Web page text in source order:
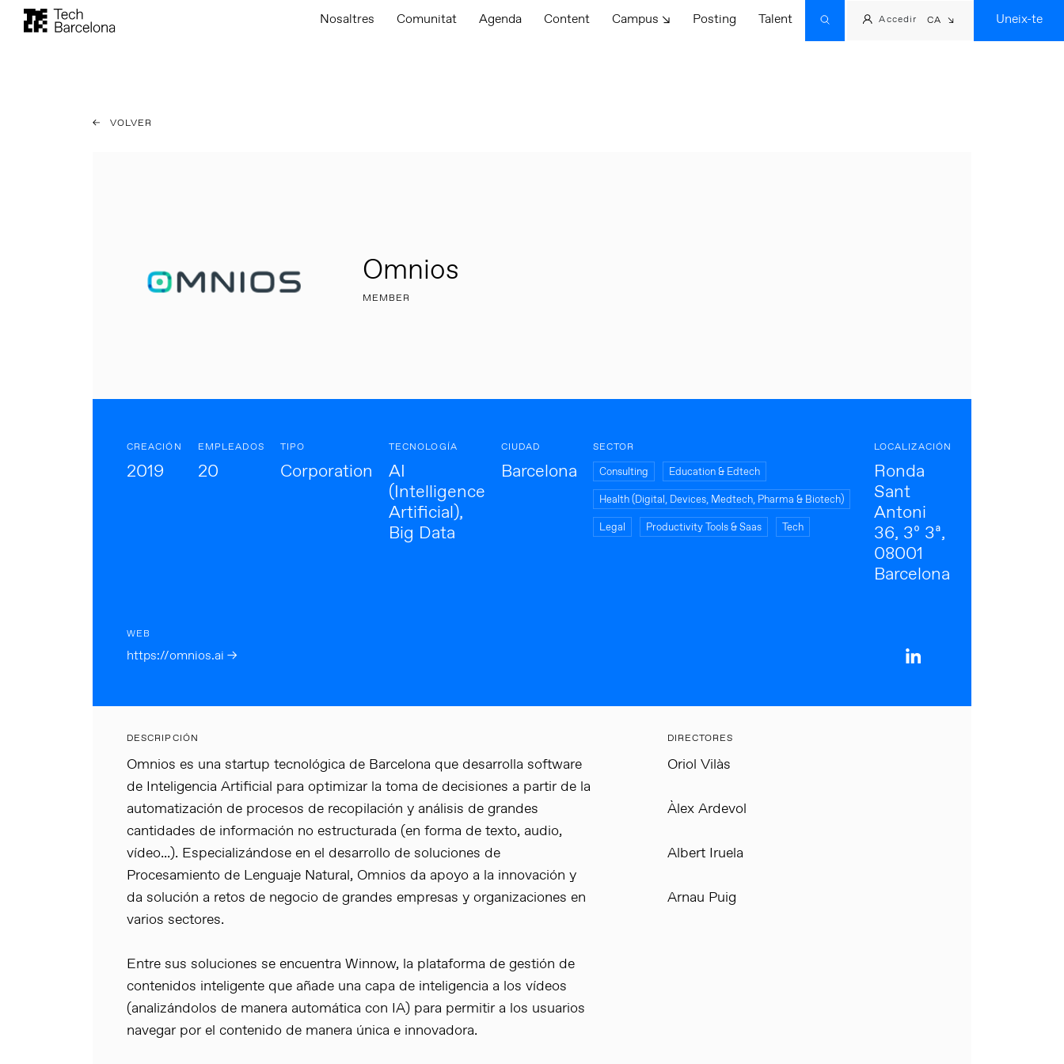
Nosaltres Comunitat Agenda Content Campus ↘ Posting Talent Accedir CA Uneix-te
VOLVER
Omnios
MEMBER
CREACIÓN
2019
EMPLEADOS
20
TIPO
Corporation
TECNOLOGÍA
AI
(Intelligence
Artificial),
Big Data
CIUDAD
Barcelona
SECTOR
Consulting Education & Edtech
Health (Digital, Devices, Medtech, Pharma & Biotech)
Legal Productivity Tools & Saas Tech
LOCALIZACIÓN
Ronda
Sant
Antoni
36, 3º 3ª,
08001
Barcelona
WEB
https://omnios.ai →
DESCRIPCIÓN
Omnios es una startup tecnológica de Barcelona que desarrolla software
de Inteligencia Artificial para optimizar la toma de decisiones a partir de la
automatización de procesos de recopilación y análisis de grandes
cantidades de información no estructurada (en forma de texto, audio,
vídeo...). Especializándose en el desarrollo de soluciones de
Procesamiento de Lenguaje Natural, Omnios da apoyo a la innovación y
da solución a retos de negocio de grandes empresas y organizaciones en
varios sectores.
Entre sus soluciones se encuentra Winnow, la plataforma de gestión de
contenidos inteligente que añade una capa de inteligencia a los vídeos
(analizándolos de manera automática con IA) para permitir a los usuarios
navegar por el contenido de manera única e innovadora.
DIRECTORES
Oriol Vilàs
Àlex Ardevol
Albert Iruela
Arnau Puig